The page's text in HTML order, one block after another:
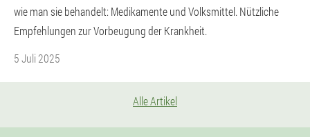
wie man sie behandelt: Medikamente und Volksmittel. Nützliche
Empfehlungen zur Vorbeugung der Krankheit.
5 Juli 2025
Alle Artikel